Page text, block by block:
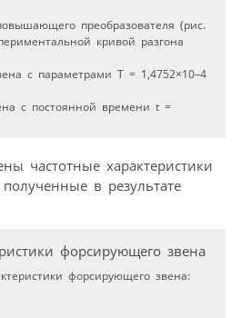
преобразователя (рис.
кривой разгона
с параметрами T = 1,4752×10–4
с постоянной времени t =
частотные характеристики
в результате
форсирующего звена: